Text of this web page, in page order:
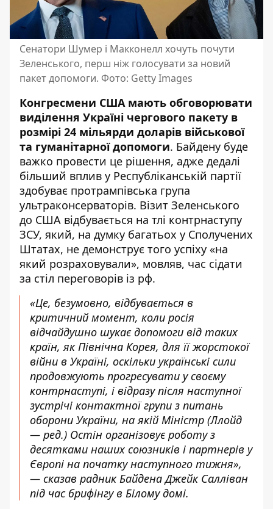
Сенатори Шумер і Макконелл хочуть почути
Зеленського, перш ніж голосувати за новий
пакет допомоги. Фото: Getty Images
Конгресмени США мають обговорювати
виділення Україні чергового пакету в
розмірі 24 мільярди доларів військової
та гуманітарної допомоги. Байдену буде
важко провести це рішення, адже дедалі
більший вплив у Республіканській партії
здобуває протрампівська група
ультраконсерваторів. Візит Зеленського
до США відбувається на тлі контрнаступу
ЗСУ, який, на думку багатьох у Сполучених
Штатах, не демонструє того успіху «на
який розраховували», мовляв, час сідати
за стіл переговорів із рф.
«Це, безумовно, відбувається в
критичний момент, коли росія
відчайдушно шукає допомоги від таких
країн, як Північна Корея, для її жорстокої
війни в Україні, оскільки українські сили
продовжують прогресувати у своєму
контрнаступі, і відразу після наступної
зустрічі контактної групи з питань
оборони України, на якій Міністр (Ллойд
— ред.) Остін організовує роботу з
десятками наших союзників і партнерів у
Європі на початку наступного тижня»,
— сказав радник Байдена Джейк Салліван
під час брифінгу в Білому домі.